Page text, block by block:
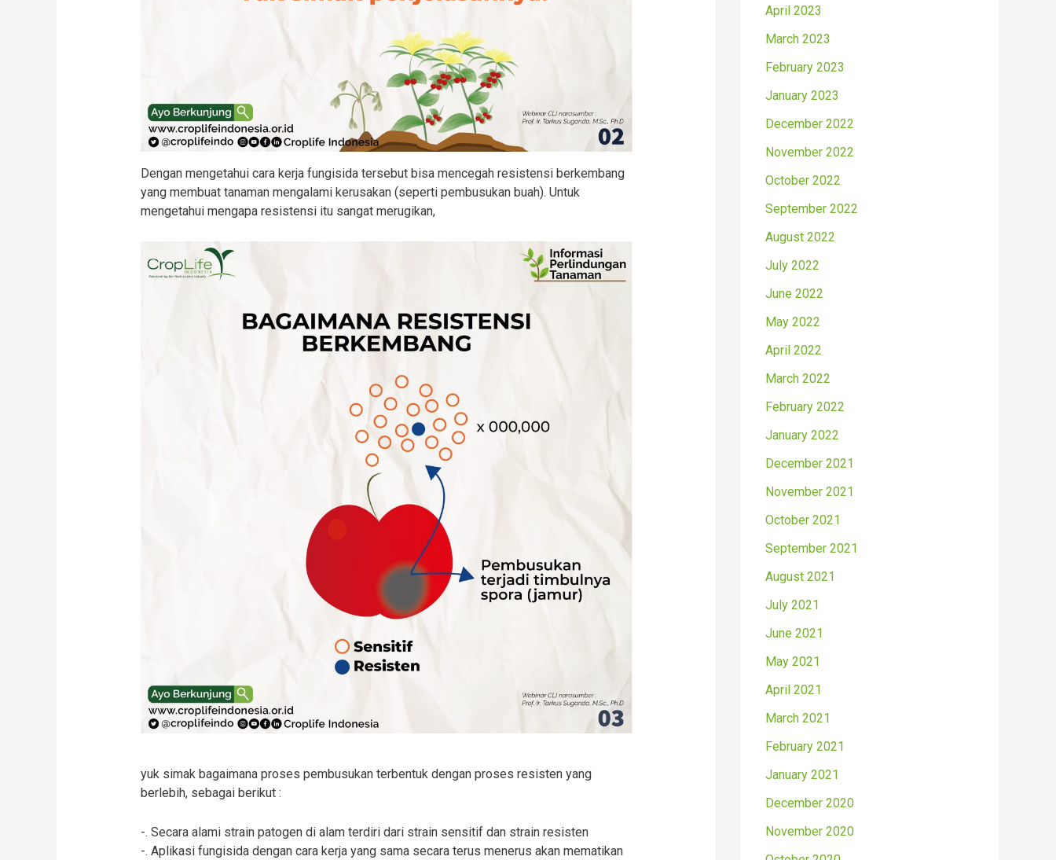
Dengan mengetahui cara kerja fungisida tersebut bisa mencegah resistensi berkembang
yang membuat tanaman mengalami kerusakan (seperti pembusukan buah). Untuk
mengetahui mengapa resistensi itu sangat merugikan,
yuk simak bagaimana proses pembusukan terbentuk dengan proses resisten yang
berlebih, sebagai berikut :
-. Secara alami strain patogen di alam terdiri dari strain sensitif dan strain resisten
-. Aplikasi fungisida dengan cara kerja yang sama secara terus menerus akan mematikan
April 2023
March 2023
February 2023
January 2023
December 2022
November 2022
October 2022
September 2022
August 2022
July 2022
June 2022
May 2022
April 2022
March 2022
February 2022
January 2022
December 2021
November 2021
October 2021
September 2021
August 2021
July 2021
June 2021
May 2021
April 2021
March 2021
February 2021
January 2021
December 2020
November 2020